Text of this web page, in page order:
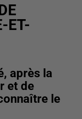
ET-
après la
et de
le